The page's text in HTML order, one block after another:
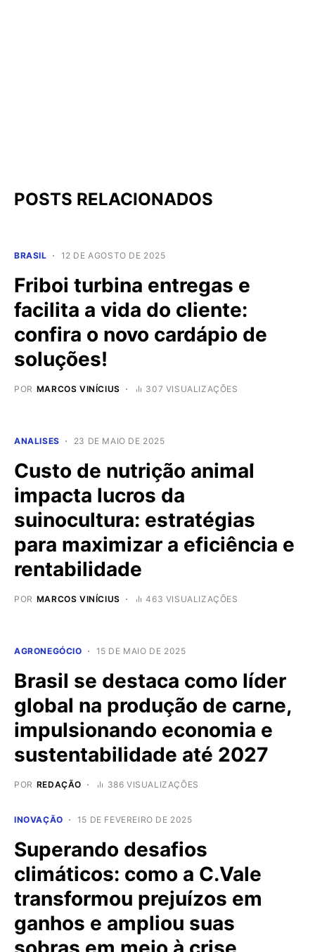
POSTS RELACIONADOS
BRASIL 12 DE AGOSTO DE 2025
Friboi turbina entregas e
facilita a vida do cliente:
confira o novo cardápio de
soluções!
POR MARCOS VINÍCIUS 307 VISUALIZAÇÕES
ANALISES 23 DE MAIO DE 2025
Custo de nutrição animal
impacta lucros da
suinocultura: estratégias
para maximizar a eficiência e
rentabilidade
POR MARCOS VINÍCIUS 463 VISUALIZAÇÕES
AGRONEGÓCIO 15 DE MAIO DE 2025
Brasil se destaca como líder
global na produção de carne,
impulsionando economia e
sustentabilidade até 2027
POR REDAÇÃO 386 VISUALIZAÇÕES
INOVAÇÃO 15 DE FEVEREIRO DE 2025
Superando desafios
climáticos: como a C.Vale
transformou prejuízos em
ganhos e ampliou suas